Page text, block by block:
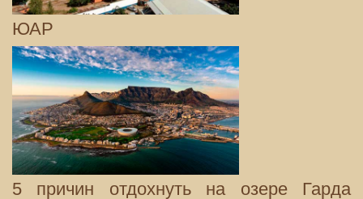
ЮАР
5 причин отдохнуть на озере Гарда